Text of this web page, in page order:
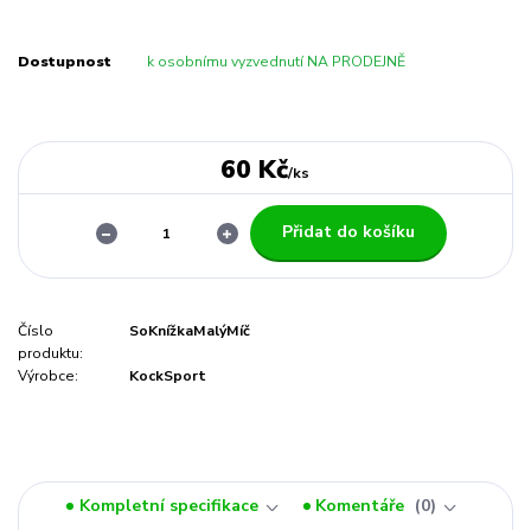
Dostupnost k osobnímu vyzvednutí NA PRODEJNĚ
60 Kč/ks
Přidat do košíku
Číslo
produktu:
SoKnížkaMalýMíč
Výrobce: KockSport
Kompletní specifikace Komentáře
0